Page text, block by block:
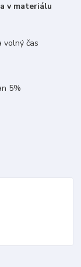
v materiálu
volný čas
5%